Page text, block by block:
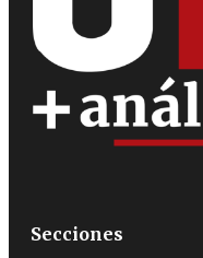
Secciones